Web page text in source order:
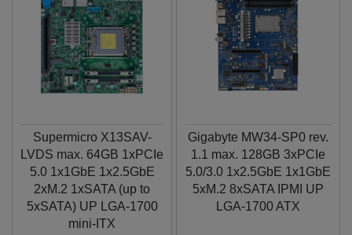
Supermicro X13SAV-
LVDS max. 64GB 1xPCIe
5.0 1x1GbE 1x2.5GbE
2xM.2 1xSATA (up to
5xSATA) UP LGA-1700
mini-ITX
Gigabyte MW34-SP0 rev.
1.1 max. 128GB 3xPCIe
5.0/3.0 1x2.5GbE 1x1GbE
5xM.2 8xSATA IPMI UP
LGA-1700 ATX